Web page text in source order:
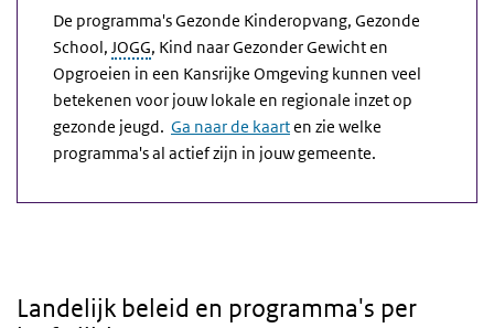
De programma's Gezonde Kinderopvang, Gezonde
School, JOGG, Kind naar Gezonder Gewicht en
Opgroeien in een Kansrijke Omgeving kunnen veel
betekenen voor jouw lokale en regionale inzet op
gezonde jeugd. Ga naar de kaarten zie welke
programma's al actief zijn in jouw gemeente.
Landelijk beleid en programma's per